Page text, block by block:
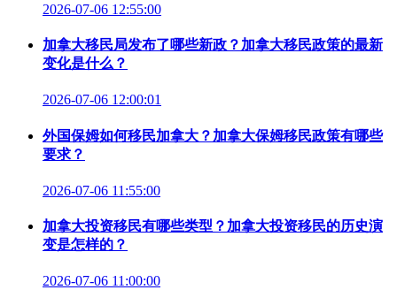
2026-07-06 12:55:00
加拿大移民局发布了哪些新政？加拿大移民政策的最新
变化是什么？
2026-07-06 12:00:01
外国保姆如何移民加拿大？加拿大保姆移民政策有哪些
要求？
2026-07-06 11:55:00
加拿大投资移民有哪些类型？加拿大投资移民的历史演
变是怎样的？
2026-07-06 11:00:00